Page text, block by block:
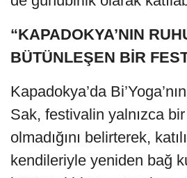
“KAPADOKYA’NIN
BÜTÜNLEŞEN BİR
Kapadokya’da
Sak, festivalin yalnızca
olmadığını belirterek,
kendileriyle yeniden bağ